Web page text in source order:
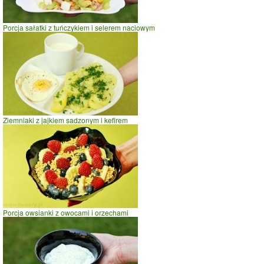
Porcja sałatki z tuńczykiem i selerem naciowym
Ziemniaki z jajkiem sadzonym i kefirem
Porcja owsianki z owocami i orzechami